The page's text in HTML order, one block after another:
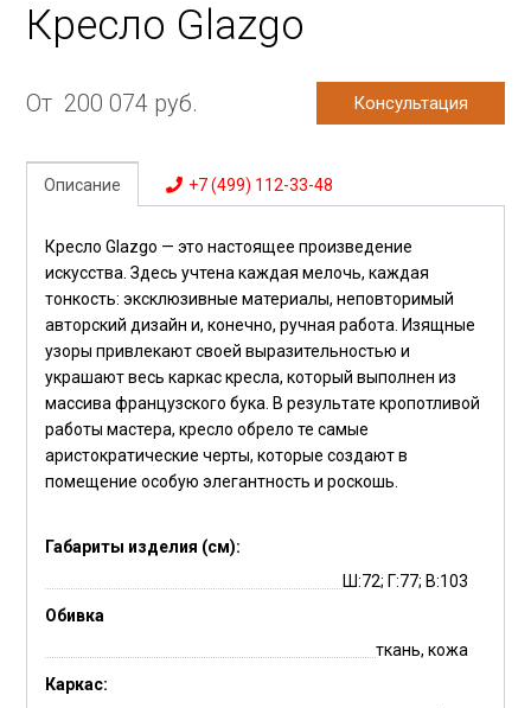
Кресло Glazgo
От 200 074руб. Консультация
Описание +7 (499) 112-33-48
Кресло Glazgo — это настоящее произведение
искусства. Здесь учтена каждая мелочь, каждая
тонкость: эксклюзивные материалы, неповторимый
авторский дизайн и, конечно, ручная работа. Изящные
узоры привлекают своей выразительностью и
украшают весь каркас кресла, который выполнен из
массива французского бука. В результате кропотливой
работы мастера, кресло обрело те самые
аристократические черты, которые создают в
помещение особую элегантность и роскошь.
Габариты изделия (см):
Ш:72; Г:77; В:103
Обивка
ткань, кожа
Каркас: